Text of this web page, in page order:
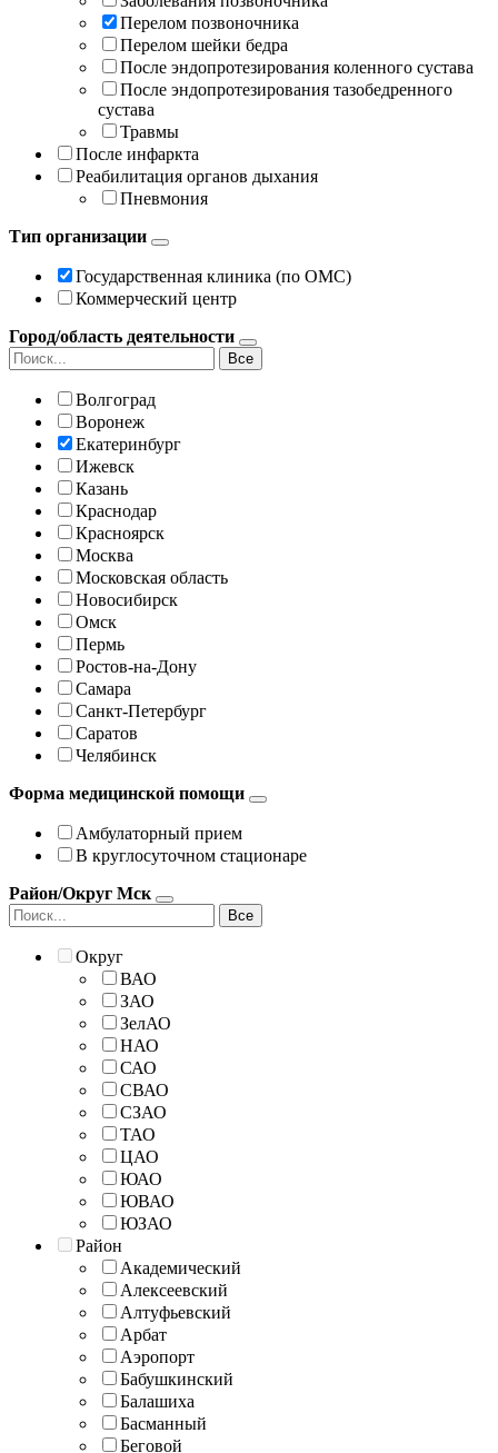
Перелом позвоночника
Перелом шейки бедра
После эндопротезирования коленного сустава
После эндопротезирования тазобедренного
сустава
Травмы
После инфаркта
Реабилитация органов дыхания
Пневмония
Тип организации
Государственная клиника (по ОМС)
Коммерческий центр
Город/область деятельности
Все
Волгоград
Воронеж
Екатеринбург
Ижевск
Казань
Краснодар
Красноярск
Москва
Московская область
Новосибирск
Омск
Пермь
Ростов-на-Дону
Самара
Санкт-Петербург
Саратов
Челябинск
Форма медицинской помощи
Амбулаторный прием
В круглосуточном стационаре
Район/Округ Мск
Все
Округ
ВАО
ЗАО
ЗелАО
НАО
САО
СВАО
СЗАО
ТАО
ЦАО
ЮАО
ЮВАО
ЮЗАО
Район
Академический
Алексеевский
Алтуфьевский
Арбат
Аэропорт
Бабушкинский
Балашиха
Басманный
Беговой